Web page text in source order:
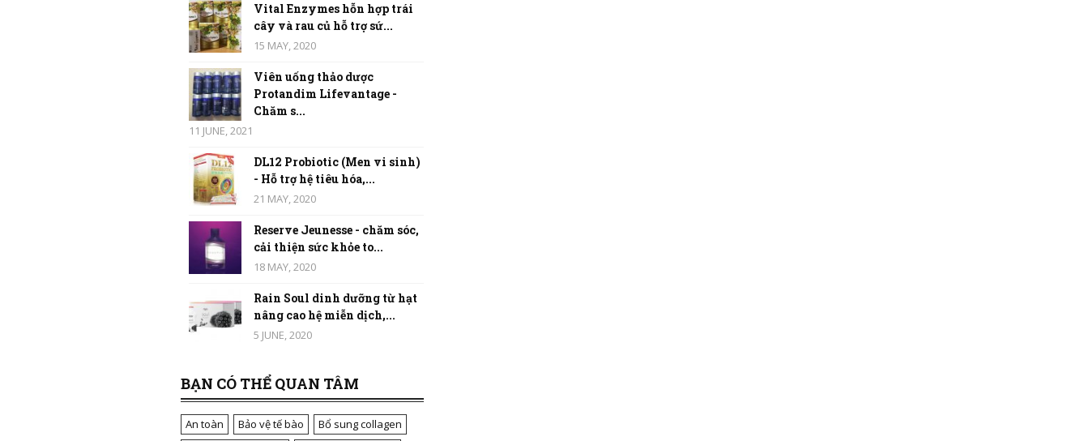
Vital Enzymes hỗn hợp trái
cây và rau củ hỗ trợ sứ...
15 MAY, 2020
Viên uống thảo dược
Protandim Lifevantage -
Chăm s...
11 JUNE, 2021
DL12 Probiotic (Men vi sinh)
- Hỗ trợ hệ tiêu hóa,...
21 MAY, 2020
Reserve Jeunesse - chăm sóc,
cải thiện sức khỏe to...
18 MAY, 2020
Rain Soul dinh dưỡng từ hạt
nâng cao hệ miễn dịch,...
5 JUNE, 2020
BẠN CÓ THỂ QUAN TÂM
An toàn Bảo vệ tế bào
Bổ sung collagen